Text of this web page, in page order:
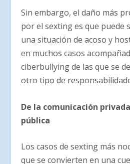
Sin embargo, el daño más
por el sexting es que puede
una situación de acoso y
en muchos casos
ciberbullying de las que se
otro tipo de
De la comunicación
pública
Los casos de sexting más
que se convierten en una